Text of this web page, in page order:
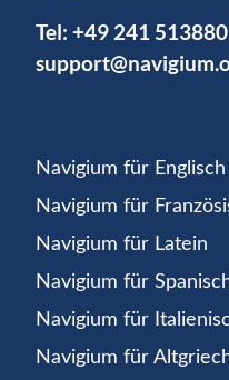
Tel: +49 241 513880
Navigium für Englisch
Navigium für
Navigium für Latein
Navigium für
Navigium für
Navigium für